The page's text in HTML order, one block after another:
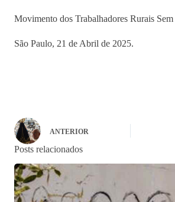
Movimento dos Trabalhadores Rurais Sem
São Paulo, 21 de Abril de 2025.
ANTERIOR
Posts relacionados